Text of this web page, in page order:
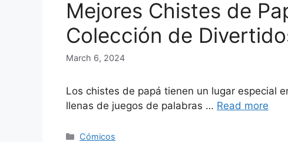
Mejores Chistes de
Colección de
March 6, 2024
Los chistes de papá tienen un lugar especial
llenas de juegos de palabras … Read more
Categories
Cómicos